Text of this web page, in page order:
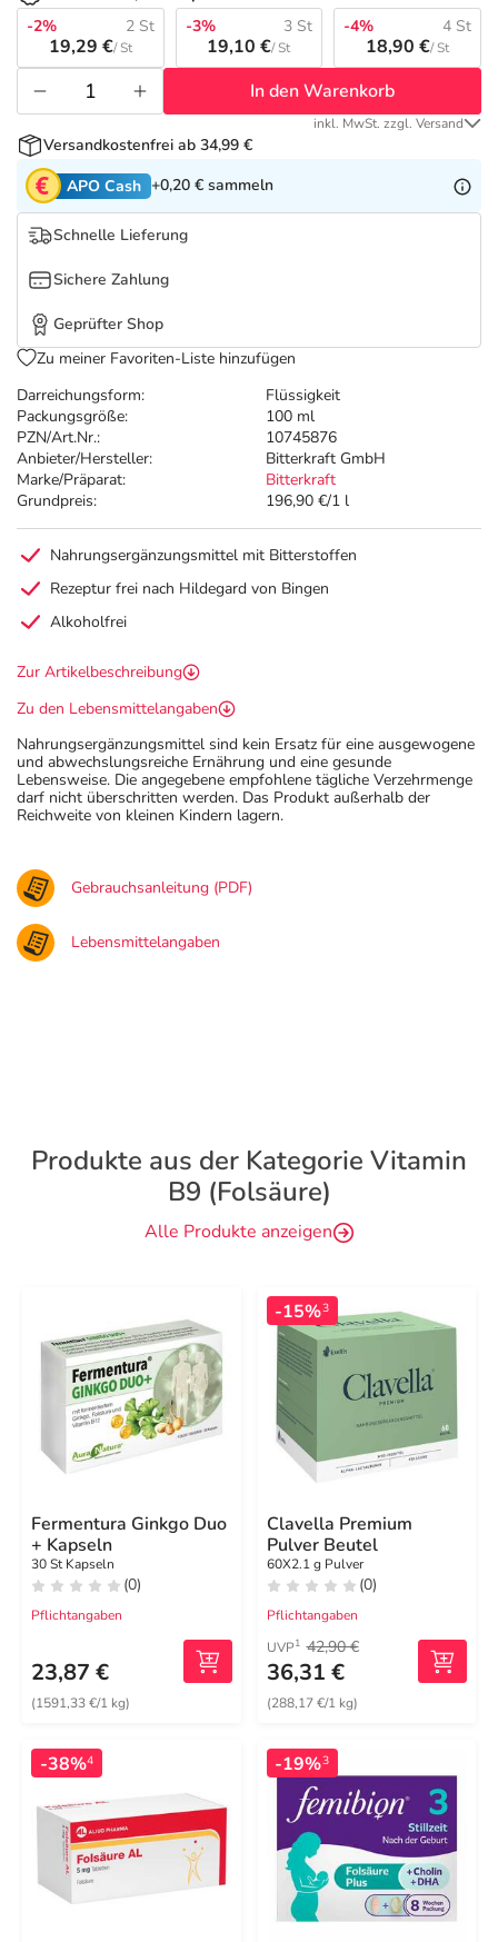
Tierapotheke
Vitamine & Mineralstoffe
Marken
Salus Deals
Darreichungsform:
Flüssigkeit
Packungsgröße:
100 ml
PZN/Art.Nr.:
10745876
Anbieter/Hersteller:
Bitterkraft GmbH
Marke/Präparat:
Bitterkraft
Grundpreis:
196,90 €/1 l
-2%
2 St
19,29 €/ St
-3% 3 St
19,10 €/ St
-4% 4 St
18,90 €/ St
In den Warenkorb
inkl. MwSt. zzgl. Versand
Versandkostenfrei ab 34,99 €
APO Cash +0,20 € sammeln
Schnelle Lieferung
Sichere Zahlung
Geprüfter Shop
Zu meiner Favoriten-Liste hinzufügen
Nahrungsergänzungsmittel mit Bitterstoffen
Rezeptur frei nach Hildegard von Bingen
Alkoholfrei
Zur Artikelbeschreibung
Zu den Lebensmittelangaben
Nahrungsergänzungsmittel sind kein Ersatz für eine ausgewogene
und abwechslungsreiche Ernährung und eine gesunde
Lebensweise. Die angegebene empfohlene tägliche Verzehrmenge
darf nicht überschritten werden. Das Produkt außerhalb der
Reichweite von kleinen Kindern lagern.
Gebrauchsanleitung (PDF)
Lebensmittelangaben
Produkte aus der Kategorie Vitamin
B9 (Folsäure)
Alle Produkte anzeigen
Fermentura Ginkgo Duo
+ Kapseln
30 St Kapseln
(0)
Pflichtangaben
23,87 €
(1591,33 €/1 kg)
-15%3
Clavella Premium
Pulver Beutel
60X2.1 g Pulver
(0)
Pflichtangaben
UVP1 42,90 €
36,31 €
(288,17 €/1 kg)
-38%4 -19%3